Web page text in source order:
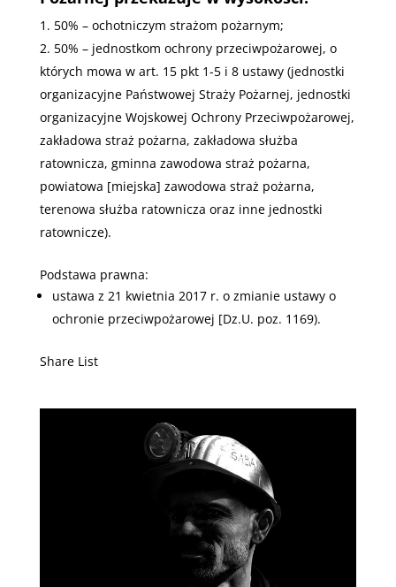
50% – ochotniczym strażom pożarnym;
50% – jednostkom ochrony przeciwpożarowej, o
których mowa w art. 15 pkt 1-5 i 8 ustawy (jednostki
organizacyjne Państwowej Straży Pożarnej, jednostki
organizacyjne Wojskowej Ochrony Przeciwpożarowej,
zakładowa straż pożarna, zakładowa służba
ratownicza, gminna zawodowa straż pożarna,
powiatowa [miejska] zawodowa straż pożarna,
terenowa służba ratownicza oraz inne jednostki
ratownicze).
Podstawa prawna:
ustawa z 21 kwietnia 2017 r. o zmianie ustawy o
ochronie przeciwpożarowej [Dz.U. poz. 1169).
Share List